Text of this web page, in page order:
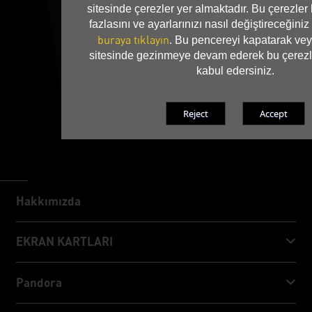
sitesinde çerezler yer almaktadır. Bu çerezler
fazlasını ve ayarlarınızı nasıl
buraya tıklayın. Bu pencereyi kapatarak
sitesinde gezinmeye devam ederek bu
kabul edersiniz.
Hakkımızda
Hakkımızda
EKRAN KARTLARI
GeForce RTX™ 40 Series
Pandora